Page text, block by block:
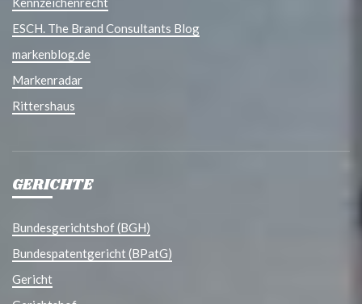
ESCH. The Brand Consultants Blog
markenblog.de
Markenradar
Rittershaus
GERICHTE
Bundesgerichtshof (BGH)
Bundespatentgericht (BPatG)
Gericht